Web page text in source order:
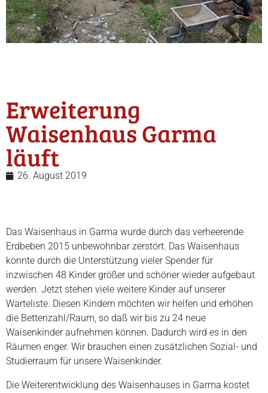
Erweiterung
Waisenhaus Garma
läuft
26. August 2019
Das Waisenhaus in Garma wurde durch das verheerende
Erdbeben 2015 unbewohnbar zerstört. Das Waisenhaus
konnte durch die Unterstützung vieler Spender für
inzwischen 48 Kinder größer und schöner wieder aufgebaut
werden. Jetzt stehen viele weitere Kinder auf unserer
Warteliste. Diesen Kindern möchten wir helfen und erhöhen
die Bettenzahl/Raum, so daß wir bis zu 24 neue
Waisenkinder aufnehmen können. Dadurch wird es in den
Räumen enger. Wir brauchen einen zusätzlichen Sozial- und
Studierraum für unsere Waisenkinder.
Die Weiterentwicklung des Waisenhauses in Garma kostet